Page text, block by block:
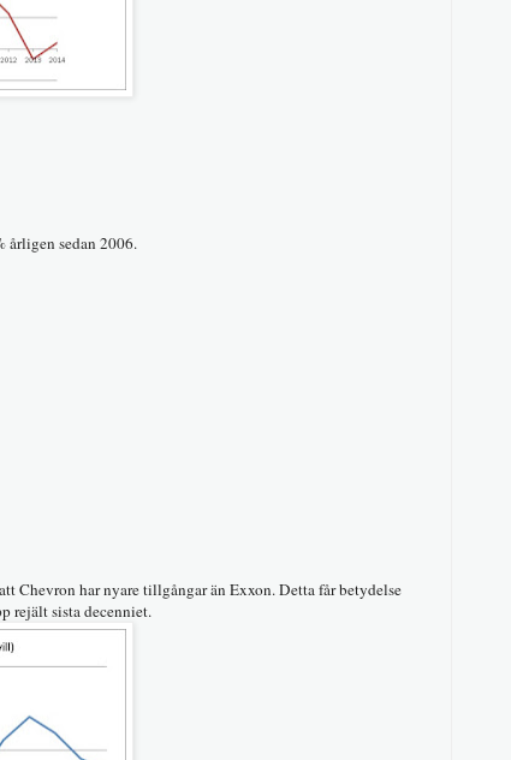
årligen sedan 2006.
Chevron har nyare tillgångar än Exxon. Detta får betydelse
rejält sista decenniet.